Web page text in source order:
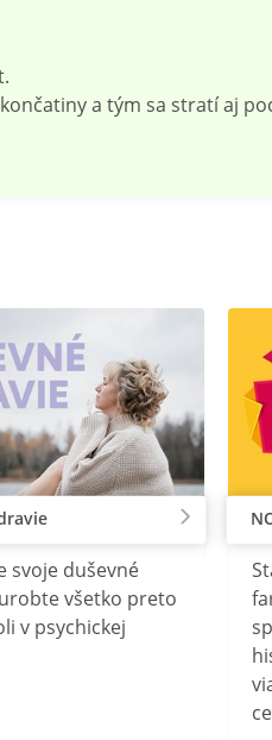
a tým sa stratí aj
svoje duševné
všetko preto
v psychickej